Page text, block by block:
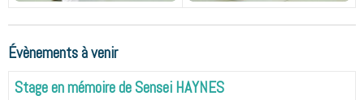
Évènements à venir
Stage en mémoire de Sensei HAYNES